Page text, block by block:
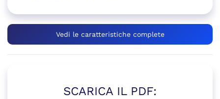
Vedi le caratteristiche complete
SCARICA IL PDF: